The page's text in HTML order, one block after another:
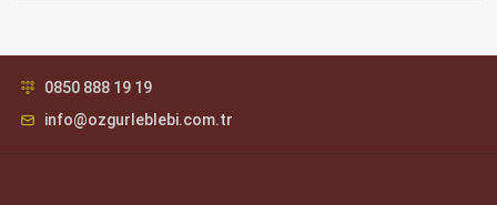
0850 888 19 19
info@ozgurleblebi.com.tr